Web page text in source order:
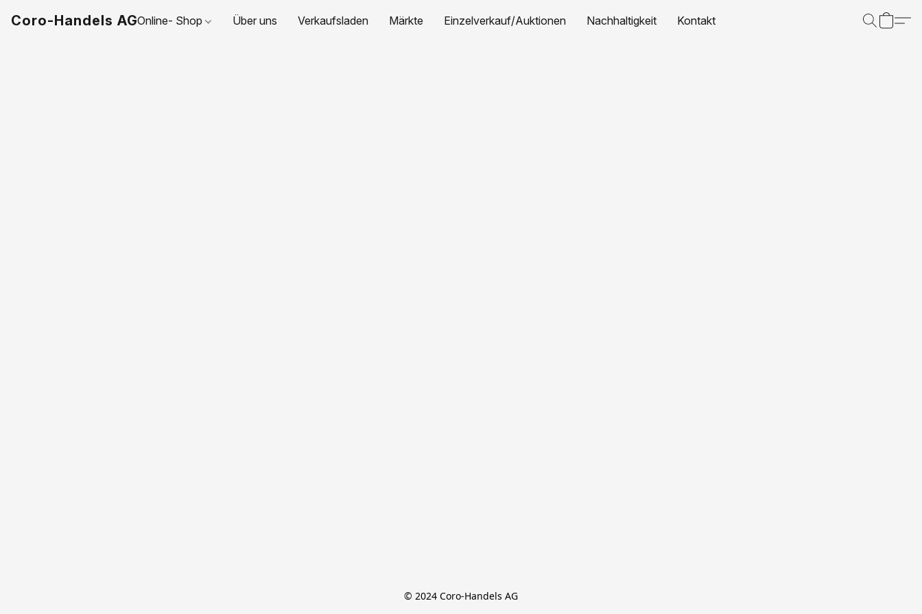
Coro-Handels AGOnline- Shop Über uns Verkaufsladen Märkte Einzelverkauf/Auktionen Nachhaltigkeit Kontakt
© 2024 Coro-Handels AG